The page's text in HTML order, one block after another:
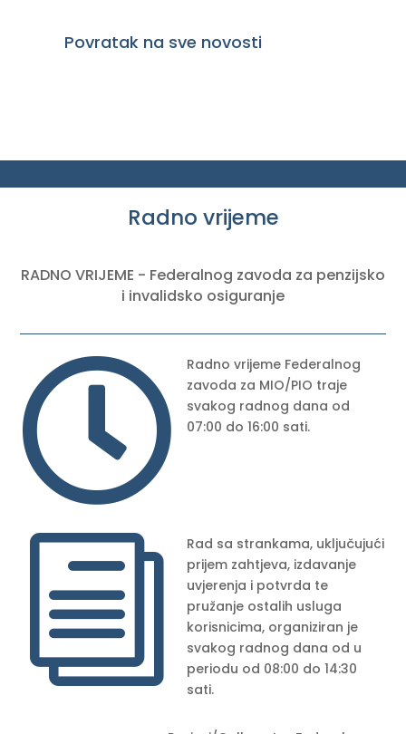
Povratak na sve novosti
Radno vrijeme
RADNO VRIJEME - Federalnog zavoda za penzijsko
i invalidsko osiguranje

Radno vrijeme Federalnog
zavoda za MIO/PIO traje
svakog radnog dana od
07:00 do 16:00 sati.
i
Rad sa strankama, uključujući
prijem zahtjeva, izdavanje
uvjerenja i potvrda te
pružanje ostalih usluga
korisnicima, organiziran je
svakog radnog dana od u
periodu od 08:00 do 14:30
sati.